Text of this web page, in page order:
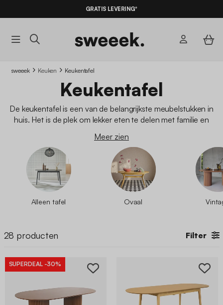
AANBIEDINGEN*MET DE
GRATIS LEVERING*
sweeek Keuken Keukentafel
Keukentafel
De keukentafel is een van de belangrijkste meubelstukken in
huis. Het is de plek om lekker eten te delen met familie en
metalen poten
een decoratief element dat met zorg moet worden gekozen.
Ontdek onze verschillende modellen keukentafels en creëer
de eethoek die je nodig hebt.
Meer zien
Alleen tafel Ovaal
28 producten Filter
SUPERDEAL -30%